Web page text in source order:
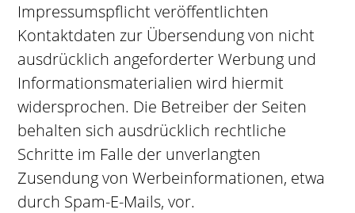
Impressumspflicht veröffentlichten
Kontaktdaten zur Übersendung von nicht
ausdrücklich angeforderter Werbung und
Informationsmaterialien wird hiermit
widersprochen. Die Betreiber der Seiten
behalten sich ausdrücklich rechtliche
Schritte im Falle der unverlangten
Zusendung von Werbeinformationen, etwa
durch Spam-E-Mails, vor.